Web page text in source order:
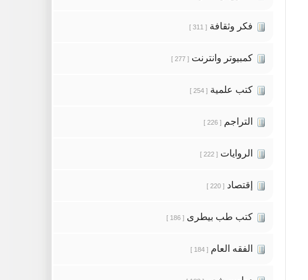
فكر وثقافة [ 311 ]
كمبيوتر وانترنت [ 277 ]
كتب علمية [ 254 ]
التراجم [ 226 ]
الروايات [ 222 ]
إقتصاد [ 220 ]
كتب طب بيطرى [ 186 ]
الفقه العام [ 184 ]